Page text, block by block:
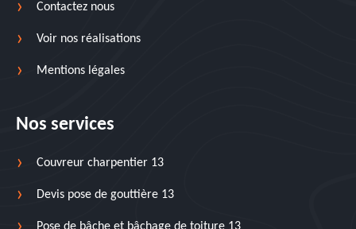
Contactez nous
Voir nos réalisations
Mentions légales
Nos services
Couvreur charpentier 13
Devis pose de gouttière 13